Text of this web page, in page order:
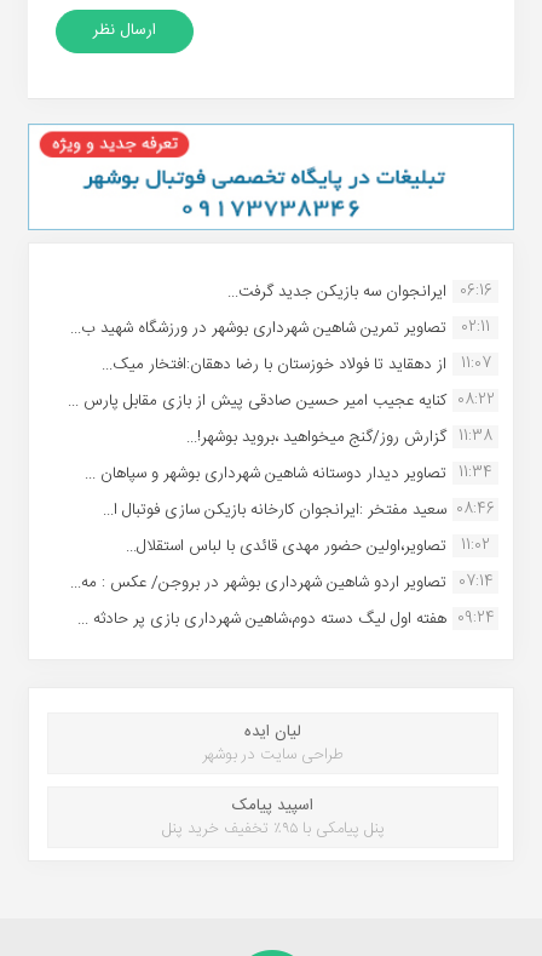
06:16 ایرانجوان سه بازیکن جدید گرفت...
02:11
تصاویر تمرین شاهین شهردارى بوشهر در ورزشگاه شهید ب...
11:07
از دهقاید تا فولاد خوزستان با رضا دهقان:افتخار میک...
08:22 کنایه عجیب امیر حسین صادقی پیش از بازی مقابل پارس ...
11:38 گزارش روز/گنج میخواهید ،بروید بوشهر!...
11:34 تصاویر دیدار دوستانه شاهین شهردارى بوشهر و سپاهان ...
08:46 سعید مفتخر :ایرانجوان کارخانه بازیکن سازی فوتبال ا...
11:02
تصاویر،اولین حضور مهدی قائدی با لباس استقلال...
07:14 تصاویر اردو شاهین شهرداری بوشهر در بروجن/ عکس : مه...
09:24 هفته اول لیگ دسته دوم،شاهین شهرداری بازی پر حادثه ...
لیان ایده
طراحی سایت در بوشهر
اسپید پیامک
پنل پیامکی با ۹۵٪ تخفیف خرید پنل